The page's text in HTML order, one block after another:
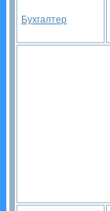
Бухгалтер